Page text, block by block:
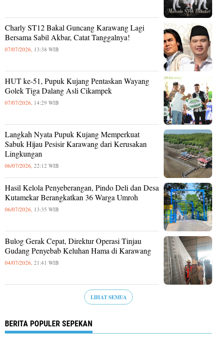
Charly ST12 Bakal Guncang Karawang Lagi
Bersama Sabil Akbar, Catat Tanggalnya!
07/07/2026, 13:38 WIB
HUT ke-51, Pupuk Kujang Pentaskan Wayang
Golek Tiga Dalang Asli Cikampek
07/07/2026, 14:29 WIB
Langkah Nyata Pupuk Kujang Memperkuat
Sabuk Hijau Pesisir Karawang dari Kerusakan
Lingkungan
06/07/2026, 22:12 WIB
Hasil Kelola Penyeberangan, Pindo Deli dan Desa
Kutamekar Berangkatkan 36 Warga Umroh
06/07/2026, 13:35 WIB
Bulog Gerak Cepat, Direktur Operasi Tinjau
Gudang Penyebab Keluhan Hama di Karawang
04/07/2026, 21:41 WIB
LIHAT SEMUA
BERITA POPULER SEPEKAN